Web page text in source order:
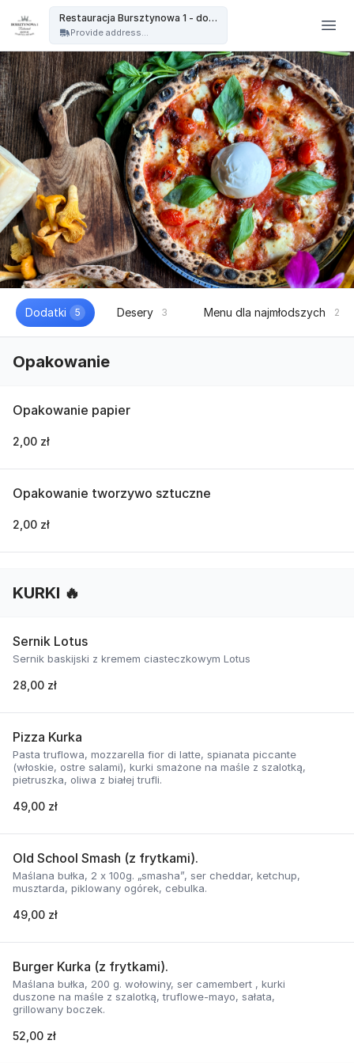
Restauracja Bursztynowa 1 - dowóz
Provide address...
Dodatki 5 Desery 3 Menu dla najmłodszych 2
Opakowanie
Opakowanie papier
2,00 zł
Opakowanie tworzywo sztuczne
2,00 zł
KURKI 🔥
Sernik Lotus
Sernik baskijski z kremem ciasteczkowym Lotus
28,00 zł
Pizza Kurka
Pasta truflowa, mozzarella fior di latte, spianata piccante
(włoskie, ostre salami), kurki smażone na maśle z szalotką,
pietruszka, oliwa z białej trufli.
49,00 zł
Old School Smash (z frytkami).
Maślana bułka, 2 x 100g. „smasha”, ser cheddar, ketchup,
musztarda, piklowany ogórek, cebulka.
49,00 zł
Burger Kurka (z frytkami).
Maślana bułka, 200 g. wołowiny, ser camembert , kurki
duszone na maśle z szalotką, truflowe-mayo, sałata,
grillowany boczek.
52,00 zł